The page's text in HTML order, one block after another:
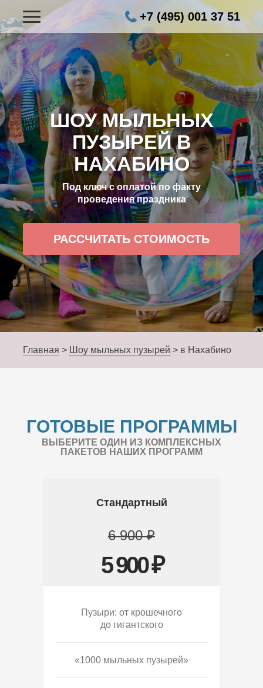
+7 (495) 001 37 51
ШОУ МЫЛЬНЫХ
ПУЗЫРЕЙ В
НАХАБИНО
Под ключ с оплатой по факту
проведения праздника
РАССЧИТАТЬ СТОИМОСТЬ
Главная > Шоу мыльных пузырей > в Нахабино
ГОТОВЫЕ ПРОГРАММЫ
ВЫБЕРИТЕ ОДИН ИЗ КОМПЛЕКСНЫХ
ПАКЕТОВ НАШИХ ПРОГРАММ
Стандартный
6 900 ₽
5 900 ₽
Пузыри: от крошечного
до гигантского
«1000 мыльных пузырей»